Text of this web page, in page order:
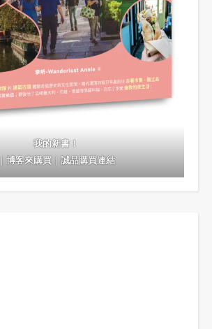
我的新書！
｜博客來購買｜誠品購買連結